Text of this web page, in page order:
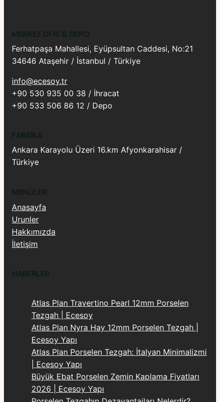
MERKEZ OFIS & DEPO
Ferhatpaşa Mahallesi, Eyüpsultan Caddesi, No:21
34646 Ataşehir / İstanbul / Türkiye
info@ecesoy.tr
+90 530 935 00 38 / İhracat
+90 533 506 86 12 / Depo
FABRIKA
Ankara Karayolu Üzeri 16.km Afyonkarahisar /
Türkiye
MENÜLER
Anasayfa
Urunler
Hakkımızda
İletişim
HABERLER
Atlas Plan Travertino Pearl 12mm Porselen
Tezgah | Ecesoy
Atlas Plan Nyra Hay 12mm Porselen Tezgah |
Ecesoy Yapı
Atlas Plan Porselen Tezgah: İtalyan Minimalizmi
| Ecesoy Yapı
Büyük Ebat Porselen Zemin Kaplama Fiyatları
2026 | Ecesoy Yapı